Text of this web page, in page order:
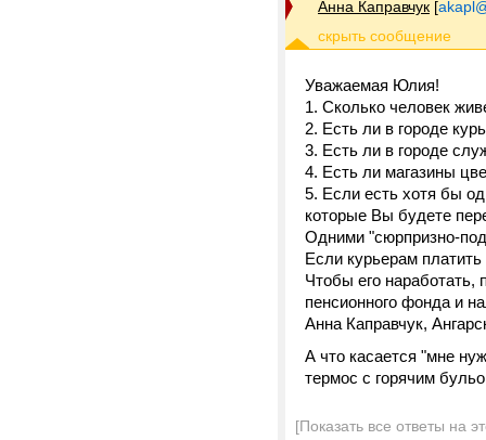
Анна Каправчук [
Уважаемая Юлия!
1. Сколько человек
2. Есть ли в городе
3. Есть ли в городе
4. Есть ли магазины
5. Если есть хотя бы
которые Вы будете
Одними "сюрпризно-
Если курьерам
Чтобы его наработать,
пенсионного фонда и
Анна Каправчук,
А что касается "мне
термос с горячим
[Показать все ответы на